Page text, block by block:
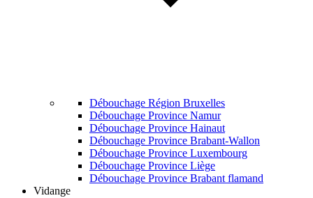
Débouchage Région Bruxelles
Débouchage Province Namur
Débouchage Province Hainaut
Débouchage Province Brabant-Wallon
Débouchage Province Luxembourg
Débouchage Province Liège
Débouchage Province Brabant flamand
Vidange